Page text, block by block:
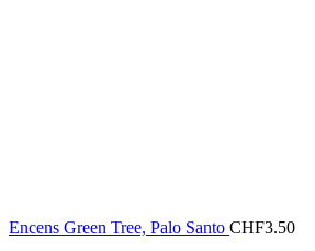
Encens Green Tree, Palo Santo CHF3.50